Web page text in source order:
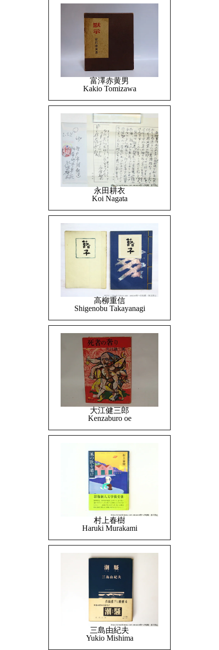
富澤赤黄男
Kakio Tomizawa
永田耕衣
Koi Nagata
高柳重信
Shigenobu Takayanagi
大江健三郎
Kenzaburo oe
村上春樹
Haruki Murakami
三島由紀夫
Yukio Mishima